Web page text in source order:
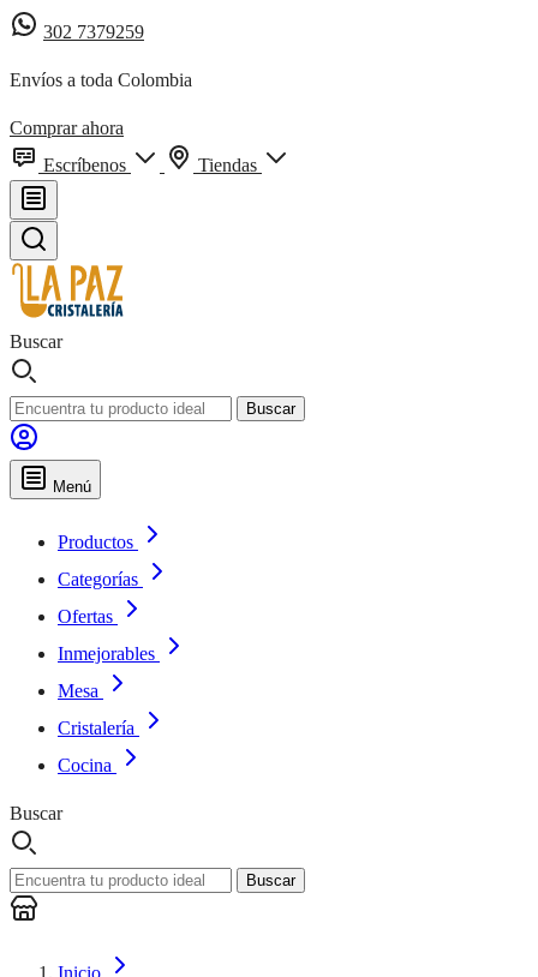
302 7379259
Envíos a toda Colombia
Comprar ahora
Escríbenos
Tiendas
Buscar
Buscar
Menú
Productos
Categorías
Ofertas
Inmejorables
Mesa
Cristalería
Cocina
Buscar
Buscar
Inicio